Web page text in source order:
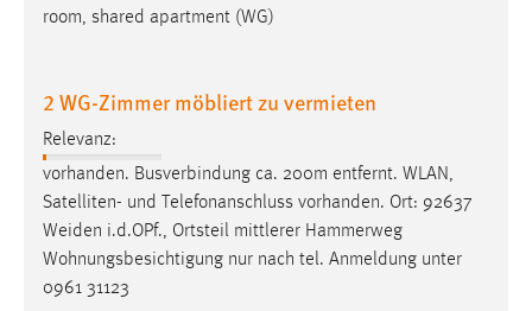
room, shared apartment (WG)
2 WG-Zimmer möbliert zu vermieten
Relevanz:
vorhanden. Busverbindung ca. 200m entfernt. WLAN,
Satelliten- und Telefonanschluss vorhanden. Ort: 92637
Weiden i.d.OPf., Ortsteil mittlerer Hammerweg
Wohnungsbesichtigung nur nach tel. Anmeldung unter
0961 31123